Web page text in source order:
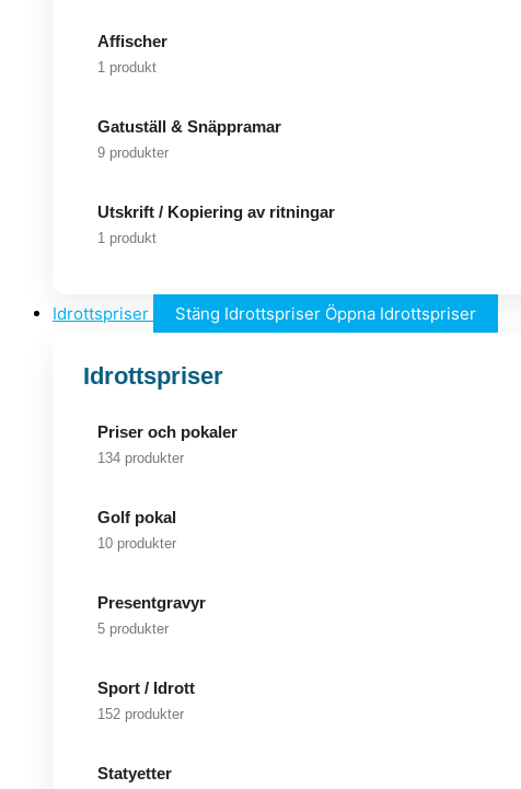
Affischer
1 produkt
Gatuställ & Snäppramar
9 produkter
Utskrift / Kopiering av ritningar
1 produkt
Idrottspriser Stäng Idrottspriser Öppna Idrottspriser
Idrottspriser
Priser och pokaler
134 produkter
Golf pokal
10 produkter
Presentgravyr
5 produkter
Sport / Idrott
152 produkter
Statyetter